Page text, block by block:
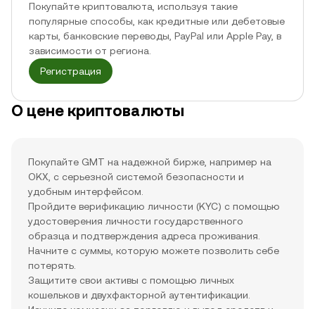
Покупайте криптовалюта, используя такие
популярные способы, как кредитные или дебетовые
карты, банковские переводы, PayPal или Apple Pay, в
зависимости от региона.
Регистрация
О цене криптовалюты
Покупайте GMT на надежной бирже, например на
OKX, с серьезной системой безопасности и
удобным интерфейсом.
Пройдите верификацию личности (KYC) с помощью
удостоверения личности государственного
образца и подтверждения адреса проживания.
Начните с суммы, которую можете позволить себе
потерять.
Защитите свои активы с помощью личных
кошельков и двухфакторной аутентификации.